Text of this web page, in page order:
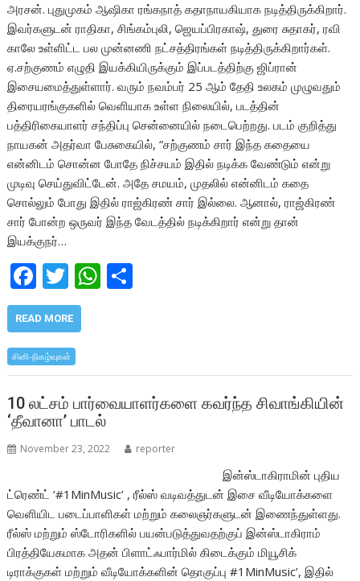
அரசன். புதுமுகம் ஆஷிகா ரங்கநாத் கதாநாயகியாக நடித்திருக்கிறார்.
இவர்களுடன் ராதிகா, சிங்கம்புலி, ஜெயப்பிரகாஷ், துரை சுதாகர், ரவி
காலே உள்ளிட்ட பல முன்னணி நட்சத்திரங்கள் நடித்திருக்கிறார்கள்.
ஏ.சற்குணம் எழுதி இயக்கியிருக்கும் இப்படத்திற்கு ஜிப்ரான்
இசையமைத்துள்ளார். வரும் நவம்பர் 25 ஆம் தேதி உலகம் முழுவதும்
திரையரங்குகளில் வெளியாக உள்ள நிலையில், படத்தின்
பத்திரிகையாளர் சந்திப்பு சென்னையில் நடைபெற்றது. படம் குறித்து
நாயகன் அதர்வா பேசுகையில், “சற்குணம் சார் இந்த கதையை
என்னிடம் சொன்ன போதே நிச்சயம் இதில் நடிக்க வேண்டும் என்று
முடிவு செய்துவிட்டேன். அதே சமயம், முதலில் என்னிடம் கதை
சொல்லும் போது இதில் ராஜ்கிரண் சார் இல்லை. ஆனால், ராஜ்கிரண்
சார் போன்ற ஒருவர் இந்த வேடத்தில் நடிக்கிறார் என்று தான்
இயக்குநர்…
F
ac
e
b
o
o
k
T
w
itt
er
W
A
p
p
READ MORE
சினி-நிகழ்வுகள்
10 லட்சம் பார்வையாளர்களை கவர்ந்த சிவாங்கியின்
‘தீவானா’ பாடல்
November 23, 2022 reporter
இன்ஸ்டாகிராமின் புதிய
ட்ரெண்ட் ‘#1MinMusic’ , ரீல்ஸ் வடிவத்துடன் இசை வீடியோக்களை
வெளியிட படைப்பாளிகள் மற்றும் கலைஞர்களுடன் இணைந்துள்ளது.
ரீல்ஸ் மற்றும் ஸ்டோரிகளில் பயன்படுத்துவதற்குப் இன்ஸ்டாகிராம்
பிரத்தியேகமாக அதன் பிளாட்ஃபார்மில் கிடைக்கும் மியூசிக்
டிராக்குகள் மற்றும் வீடியோக்களின் தொகுப்பு #1MinMusic’, இதில்